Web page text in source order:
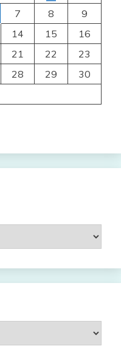
7 8
9
14 15
16
21 22
23
28 29
30